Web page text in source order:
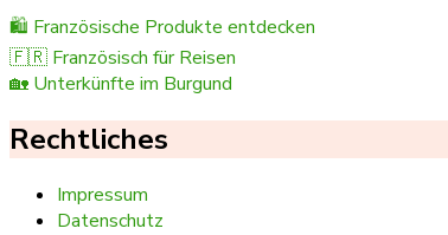
🛍️ Französische Produkte entdecken
🇫🇷 Französisch für Reisen
🏡 Unterkünfte im Burgund
Rechtliches
Impressum
Datenschutz